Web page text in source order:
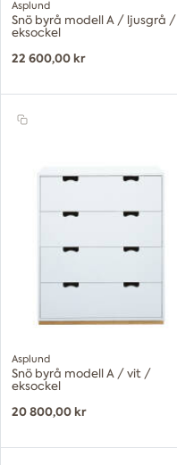
Asplund
Snö byrå modell A / ljusgrå /
eksockel
22 600,00 kr
Asplund
Snö byrå modell A / vit /
eksockel
20 800,00 kr